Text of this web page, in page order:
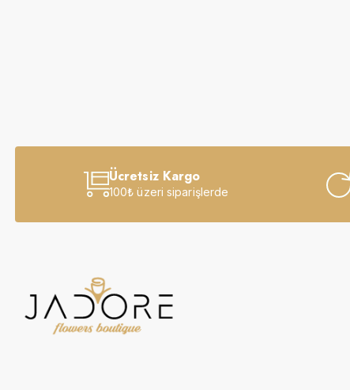
Ücretsiz Kargo
100₺ üzeri siparişlerde